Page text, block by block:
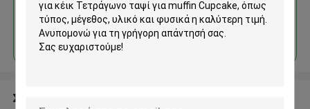
Να συνεχίσει
Συνιστώμενα προϊόντα